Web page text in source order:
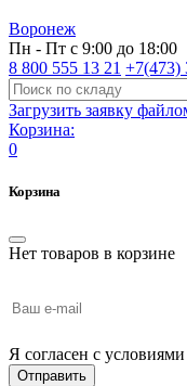
Воронеж
Пн - Пт с 9:00 до 18:00
8 800 555 13 21 +7(473)
Загрузить заявку
Корзина:
0
Корзина
Нет товаров в корзине
Я согласен с условиями
Отправить